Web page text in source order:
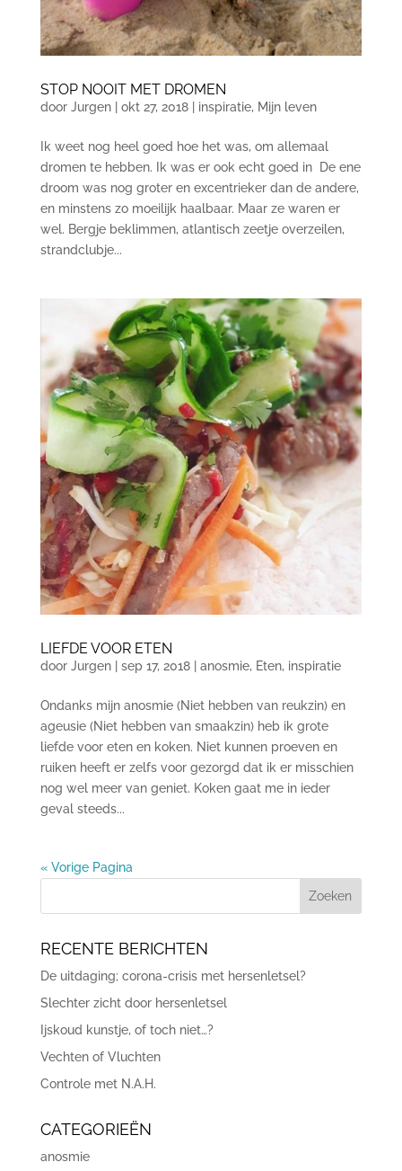
STOP NOOIT MET DROMEN
door Jurgen| okt 27, 2018| inspiratie, Mijn leven
Ik weet nog heel goed hoe het was, om allemaal
dromen te hebben. Ik was er ook echt goed in De ene
droom was nog groter en excentrieker dan de andere,
en minstens zo moeilijk haalbaar. Maar ze waren er
wel. Bergje beklimmen, atlantisch zeetje overzeilen,
strandclubje...
LIEFDE VOOR ETEN
door Jurgen| sep 17, 2018| anosmie, Eten, inspiratie
Ondanks mijn anosmie (Niet hebben van reukzin) en
ageusie (Niet hebben van smaakzin) heb ik grote
liefde voor eten en koken. Niet kunnen proeven en
ruiken heeft er zelfs voor gezorgd dat ik er misschien
nog wel meer van geniet. Koken gaat me in ieder
geval steeds...
« Vorige Pagina
RECENTE BERICHTEN
De uitdaging; corona-crisis met hersenletsel?
Slechter zicht door hersenletsel
Ijskoud kunstje, of toch niet…?
Vechten of Vluchten
Controle met N.A.H.
CATEGORIEËN
anosmie